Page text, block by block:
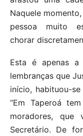
Naquele
pessoa muito
chorar
Esta é apenas
lembranças que
início, habituou-
“Em Taperoá
moradores, que
Secretário. De